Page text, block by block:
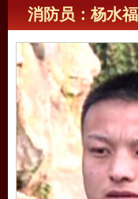
消防员：杨水福